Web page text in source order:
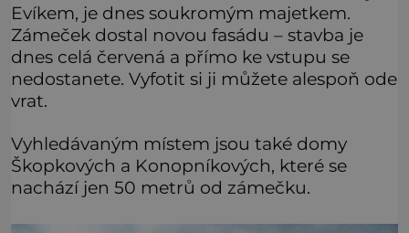
Evíkem, je dnes soukromým majetkem.
Zámeček dostal novou fasádu – stavba je
dnes celá červená a přímo ke vstupu se
nedostanete. Vyfotit si ji můžete alespoň ode
vrat.
Vyhledávaným místem jsou také domy
Škopkových a Konopníkových, které se
nachází jen 50 metrů od zámečku.